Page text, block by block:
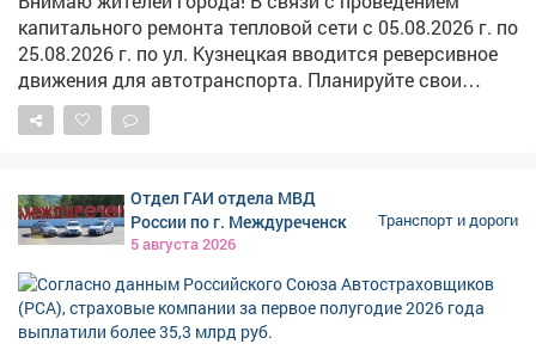
закрывает ей доступ к госзакупкам в будущем.
капитального ремонта тепловой сети с 05.08.2026 г. по
25.08.2026 г. по ул. Кузнецкая вводится реверсивное
движения для автотранспорта. Планируйте свои
маршруты заранее, закладывайте дополнительное
время на дорогу и будьте предельно внимательными
Отдел ГАИ отдела МВД
России по г. Междуреченск
5 августа 2026
Транспорт и дороги